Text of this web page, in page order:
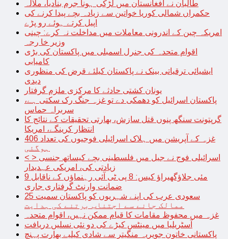
طالبان نے افغانستان میں لڑکی ہونا جرم بنادیا، ملالہ
حکمراں شمالی کوریا خواتین سے زیادہ بچے پیدا کرنے کی
اپیل کرتے ہوئے رو پڑے
امریکہ چین کے اندرونی معاملات میں مداخلت نہ کرے: چینی
وزیر خا رجہ
اقوام متحدہ کی جنرل اسمبلی میں پاکستان کی بڑی
کامیابی
ایشیائی ترقیاتی بینک نے پاکستان کیلئے قرض کی منظوری
دیدی
یونان کشتی حادثے کا مرکزی ملزم گرفتار
پاکستان اسرائیل کو دھمکی دے تو غزہ جنگ رک سکتی ہے،
سربراہ حماس
گرپتونت سنگھ پنوں قتل سازش، بھارتی تحقیقات کے نتائج کا
انتظار کرینگے، امریکا
غزہ کے آپریشن میں ہلاک اسرائیلی فوجیوں کی تعداد 406
ہوگئی
< > اسرائیلی فوج نے جیل میں فلسطینی بچے کیساتھ جنسی
زیادتی کی، امریکی عہدیدار
9 مئی جلاؤگھیراؤ کیس: 8 پی ٹی آئی رہنماؤں کے ناقابل
ضمانت وارنٹ گرفتاری جاری
سعودی عرب کی اپنے شہریوں کو پاکستان سمیت 25
ممالک جانے سے اجتناب برتنے کی ہدایت
غزہ میں محفوظ مقامات کا قیام ممکن نہیں، اقوام متحدہ
آسٹریلیا میں مینٹس کیڑے کی دو نئی نسلیں دریافت
پاکستانی خاتون جویریہ منگیتر سے شادی کیلیے بھارت پہنچ